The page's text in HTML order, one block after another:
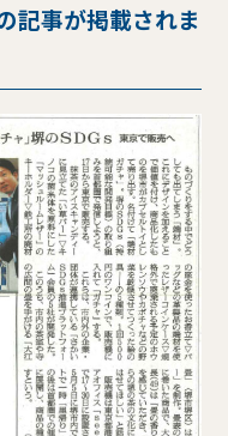
記事が掲載されま